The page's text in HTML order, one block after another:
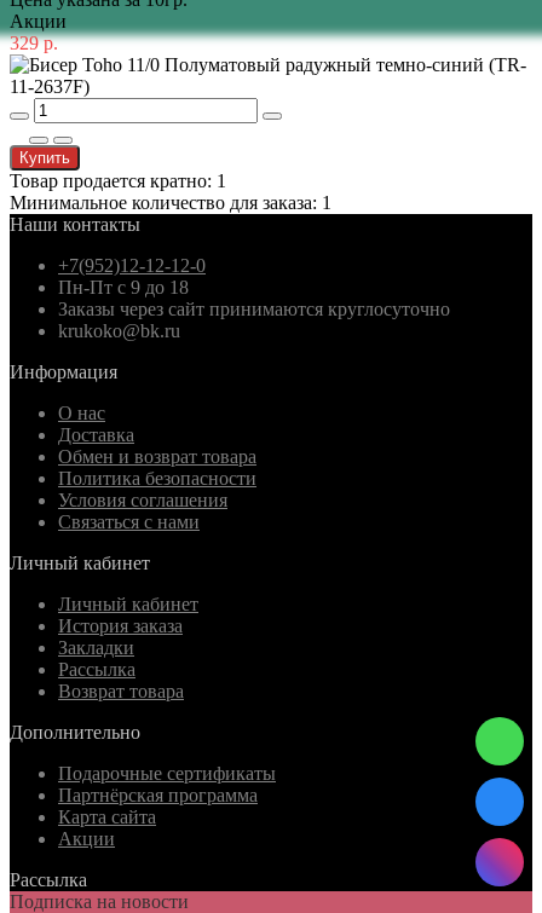
Акции
329 р.
Купить
Товар продается кратно: 1
Минимальное количество для заказа: 1
Наши контакты
+7(952)12-12-12-0
Пн-Пт с 9 до 18
Заказы через сайт принимаются круглосуточно
krukoko@bk.ru
Информация
О нас
Доставка
Обмен и возврат товара
Политика безопасности
Условия соглашения
Связаться с нами
Личный кабинет
Личный кабинет
История заказа
Закладки
Рассылка
Возврат товара
Дополнительно
Подарочные сертификаты
Партнёрская программа
Карта сайта
Акции
Рассылка
Подписка на новости